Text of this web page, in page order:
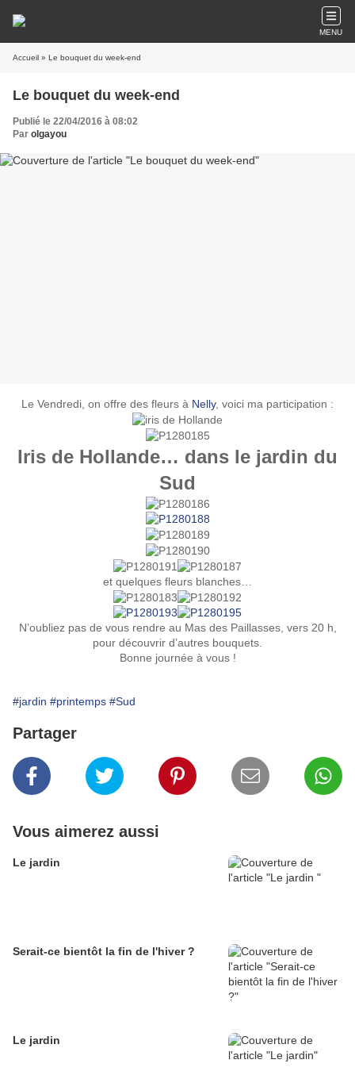
MENU
Accueil » Le bouquet du week-end
Le bouquet du week-end
Publié le 22/04/2016 à 08:02
Par olgayou
Le Vendredi, on offre des fleurs à Nelly, voici ma participation :
Iris de Hollande… dans le jardin du
Sud
et quelques fleurs blanches…
N’oubliez pas de vous rendre au Mas des Paillasses, vers 20 h,
pour découvrir d’autres bouquets.
Bonne journée à vous !
#jardin #printemps #Sud
Partager
Vous aimerez aussi
Le jardin
Serait-ce bientôt la fin de l'hiver ?
Le jardin